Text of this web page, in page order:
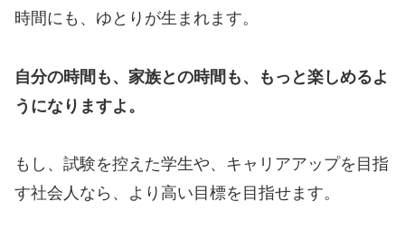
時間にも、ゆとりが生まれます。
自分の時間も、家族との時間も、もっと楽しめるよ
うになりますよ。
もし、試験を控えた学生や、キャリアアップを目指
す社会人なら、より高い目標を目指せます。